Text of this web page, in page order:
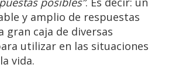
y amplio de respuestas
gran caja de diversas
utilizar en las situaciones
vida.